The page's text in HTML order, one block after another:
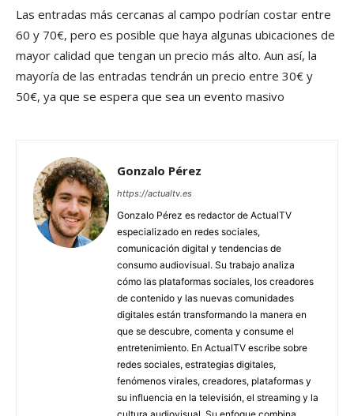
Las entradas más cercanas al campo podrían costar entre
60 y 70€, pero es posible que haya algunas ubicaciones de
mayor calidad que tengan un precio más alto. Aun así, la
mayoría de las entradas tendrán un precio entre 30€ y
50€, ya que se espera que sea un evento masivo
Gonzalo Pérez
https://actualtv.es
Gonzalo Pérez es redactor de ActualTV
especializado en redes sociales,
comunicación digital y tendencias de
consumo audiovisual. Su trabajo analiza
cómo las plataformas sociales, los creadores
de contenido y las nuevas comunidades
digitales están transformando la manera en
que se descubre, comenta y consume el
entretenimiento. En ActualTV escribe sobre
redes sociales, estrategias digitales,
fenómenos virales, creadores, plataformas y
su influencia en la televisión, el streaming y la